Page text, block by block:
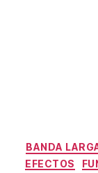
BANDA
EFECTOS